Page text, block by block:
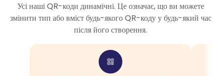
Усі наші QR-коди динамічні. Це означає, що ви можете
змінити тип або вміст будь-якого QR-коду у будь-який час
після його створення.